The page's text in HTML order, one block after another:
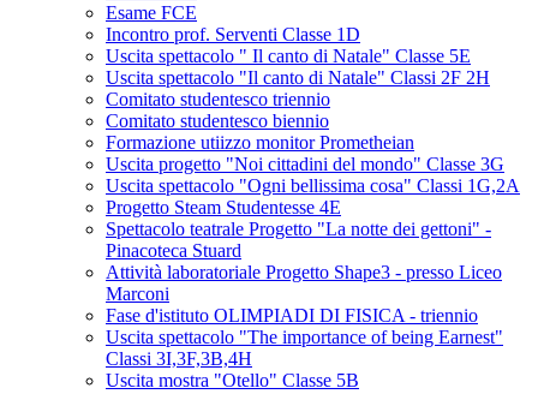
Esame FCE
Incontro prof. Serventi Classe 1D
Uscita spettacolo " Il canto di Natale" Classe 5E
Uscita spettacolo "Il canto di Natale" Classi 2F 2H
Comitato studentesco triennio
Comitato studentesco biennio
Formazione utiizzo monitor Prometheian
Uscita progetto "Noi cittadini del mondo" Classe 3G
Uscita spettacolo "Ogni bellissima cosa" Classi 1G,2A
Progetto Steam Studentesse 4E
Spettacolo teatrale Progetto "La notte dei gettoni" -
Pinacoteca Stuard
Attività laboratoriale Progetto Shape3 - presso Liceo
Marconi
Fase d'istituto OLIMPIADI DI FISICA - triennio
Uscita spettacolo "The importance of being Earnest"
Classi 3I,3F,3B,4H
Uscita mostra "Otello" Classe 5B